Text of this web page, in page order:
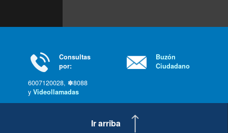
Consultas
por:
6007120028, ✽8088
y Videollamadas
Buzón
Ciudadano
Ir arriba